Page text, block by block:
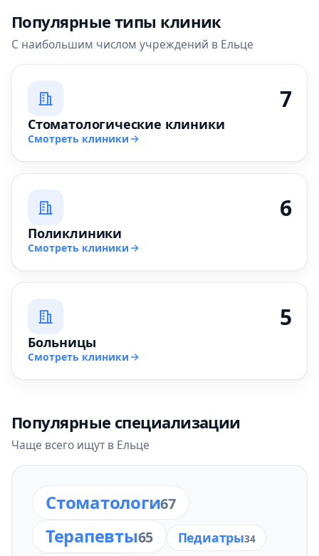
Популярные типы клиник
С наибольшим числом учреждений в Ельце
7
Стоматологические клиники
Смотреть клиники
6
Поликлиники
Смотреть клиники
5
Больницы
Смотреть клиники
Популярные специализации
Чаще всего ищут в Ельце
Стоматологи67
Терапевты65 Педиатры34